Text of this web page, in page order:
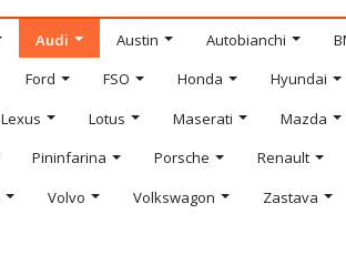
Audi Austin Autobianchi
Ford FSO Honda Hyundai
Lexus Lotus Maserati Mazda
Pininfarina Porsche Renault
Volvo Volkswagon Zastava